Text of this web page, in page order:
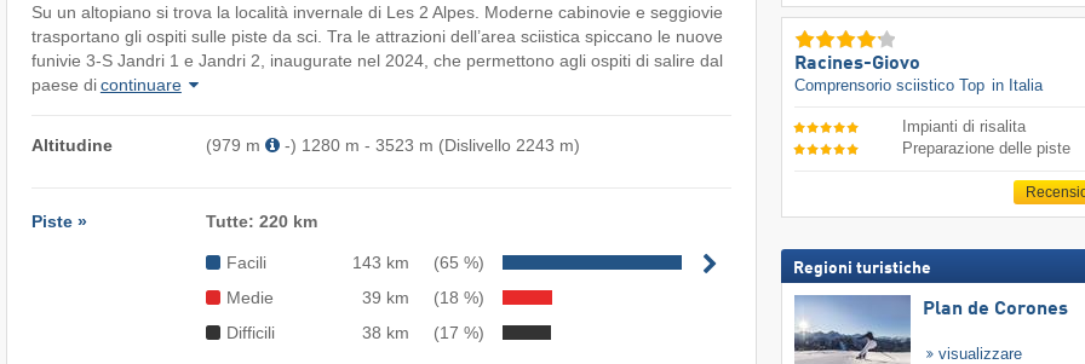
Su un altopiano si trova la località invernale di Les 2 Alpes. Moderne cabinovie e seggiovie
trasportano gli ospiti sulle piste da sci. Tra le attrazioni dell’area sciistica spiccano le nuove
funivie 3-S Jandri 1 e Jandri 2, inaugurate nel 2024, che permettono agli ospiti di salire dal
paese dicontinuare
Altitudine (979 m -) 1280 m - 3523 m (Dislivello 2243 m)
Piste » Tutte: 220 km
Facili 143 km
(65 %)
Medie
39 km
(18 %)
Difficili
38 km (17 %)
Racines-Giovo
Comprensorio sciistico Top in Italia
Impianti di risalita
Preparazione delle piste
Regioni turistiche
Plan de Corones
visualizzare